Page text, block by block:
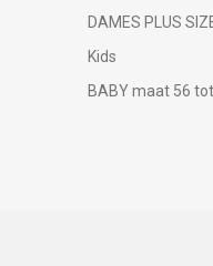
DAMES PLUS
Kids
BABY maat 56